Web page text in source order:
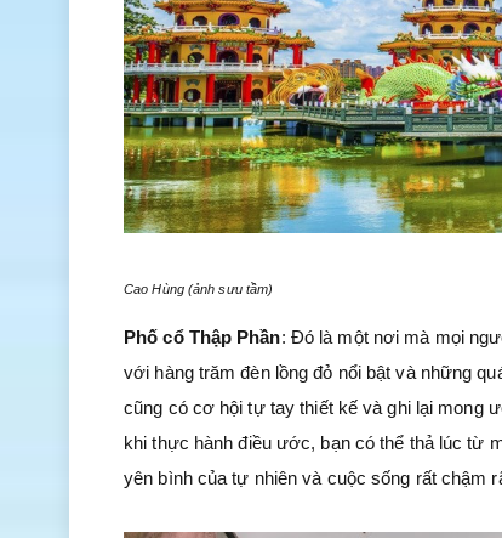
Cao Hùng (ảnh sưu tầm)
Phố cổ Thập Phần: Đó là một nơi mà mọi
với hàng trăm đèn lồng đỏ nổi bật và những
cũng có cơ hội tự tay thiết kế và ghi lại mong
khi thực hành điều ước, bạn có thể thả lúc từ
yên bình của tự nhiên và cuộc sống rất chậm